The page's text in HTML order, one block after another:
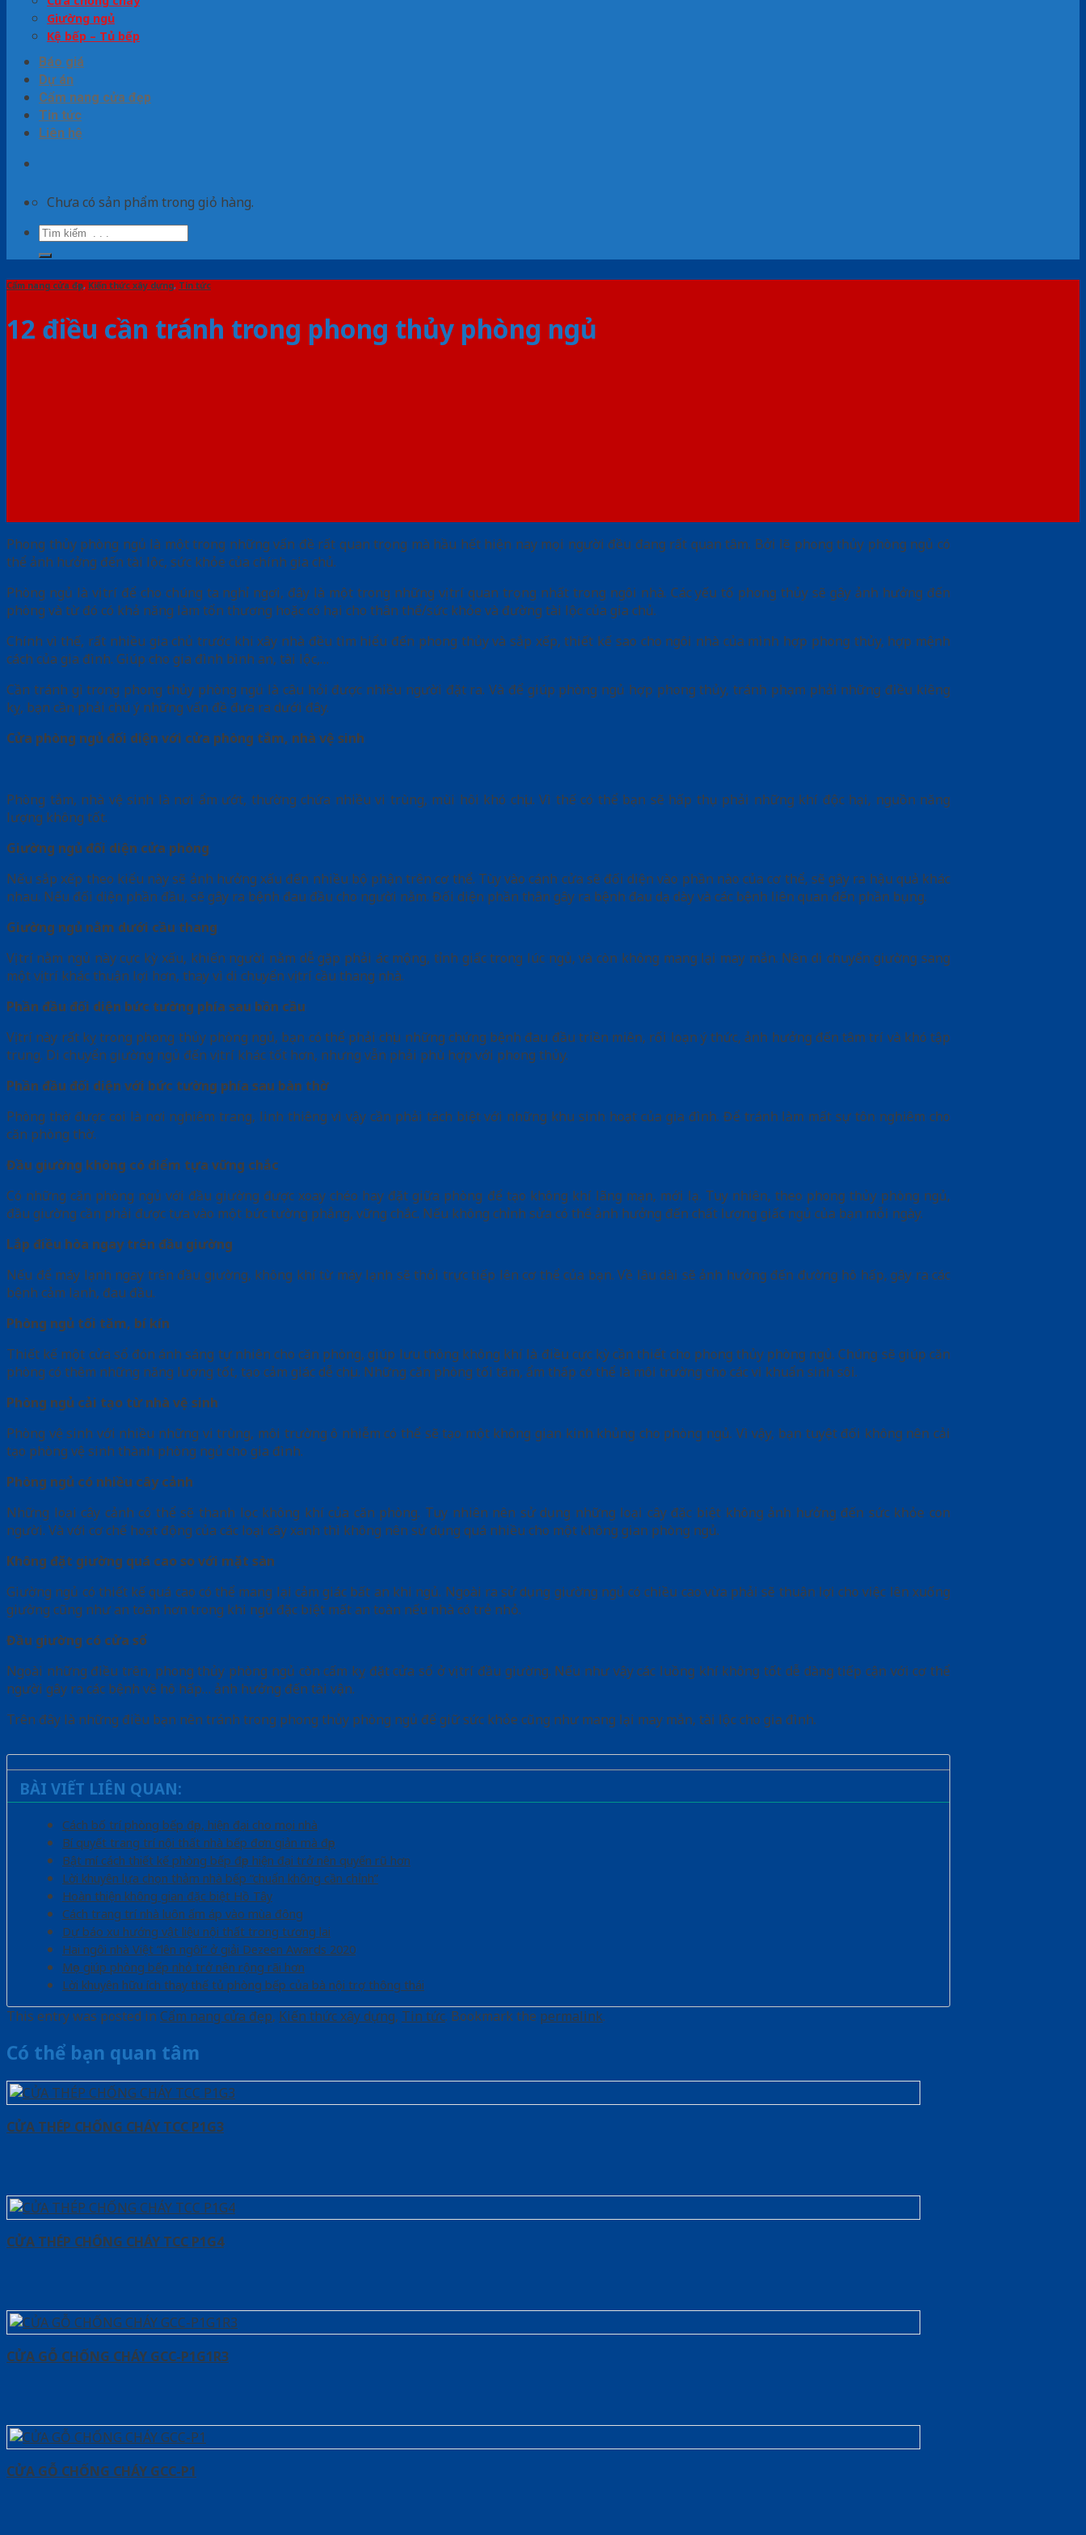
Giường ngủ
Kệ bếp – Tủ bếp
Báo giá
Dự án
Cẩm nang cửa đẹp
Tin tức
Liên hệ
Chưa có sản phẩm trong giỏ hàng.
Tìm
kiếm:
Cẩm nang cửa đẹp, Kiến thức xây dựng, Tin tức
12 điều cần tránh trong phong thủy phòng ngủ
Phong thủy phòng ngủ là một trong những vấn đề rất quan trọng mà hầu hết hiện nay mọi người đều đang rất quan tâm. Bởi lẽ phong thủy phòng ngủ có
thể ảnh hưởng đến tài lộc, sức khỏe của chính gia chủ.
Phòng ngủ là vị trí để cho chúng ta nghỉ ngơi, đây là một trong những vị trí quan trọng nhất trong ngôi nhà. Các yếu tố phong thủy sẽ gây ảnh hưởng đến
phòng và từ đó có khả năng làm tổn thương hoặc có hại cho thân thể/sức khỏe và đường tài lộc của gia chủ.
Chính vì thế, rất nhiều gia chủ trước khi xây nhà đều tìm hiểu đến phong thủy và sắp xếp, thiết kế sao cho ngôi nhà của mình hợp phong thủy, hợp mệnh
cách của gia đình. Giúp cho gia đình bình an, tài lộc,…
Cần tránh gì trong phong thủy phòng ngủ là câu hỏi được nhiều người đặt ra. Và để giúp phòng ngủ hợp phong thủy, tránh phạm phải những điều kiêng
kỵ, bạn cần phải chú ý những vấn đề đưa ra dưới đây.
Cửa phòng ngủ đối diện với cửa phòng tắm, nhà vệ sinh
Phòng tắm, nhà vệ sinh là nơi ẩm ướt, thường chứa nhiều vi trùng, mùi hôi khó chịu. Vì thế có thể bạn sẽ hấp thụ phải những khí độc hại, nguồn năng
lượng không tốt.
Giường ngủ đối diện cửa phòng
Nếu sắp xếp theo kiểu này sẽ ảnh hưởng xấu đến nhiều bộ phận trên cơ thể. Tùy vào cánh cửa sẽ đối diện vào phần nào của cơ thể, sẽ gây ra hậu quả khác
nhau. Nếu đối diện phần đầu, sẽ gây ra bệnh đau đầu cho người nằm. Đối diện phần thân gây ra bệnh đau dạ dày và các bệnh liên quan đến phần bụng.
Giường ngủ nằm dưới cầu thang
Vị trí nằm ngủ này cực kỳ xấu, khiến người nằm dễ gặp phải ác mộng, tỉnh giấc trong lúc ngủ, và còn không mang lại may mắn. Nên di chuyển giường sang
một vị trí khác thuận lợi hơn, thay vì di chuyển vị trí cầu thang nhà.
Phần đầu đối diện bức tường phía sau bồn cầu
Vị trí này rất kỵ trong phong thủy phòng ngủ, bạn có thể phải chịu những chứng bệnh đau đầu triền miên, rối loạn ý thức, ảnh hưởng đến tâm trí và khó tập
trung. Di chuyển giường ngủ đến vị trí khác tốt hơn, nhưng vẫn phải phù hợp với phong thủy.
Phần đầu đối diện với bức tường phía sau bàn thờ
Phòng thờ được coi là nơi nghiêm trang, linh thiêng vì vậy cần phải tách biệt với những khu sinh hoạt của gia đình. Để tránh làm mất sự tôn nghiêm cho
căn phòng thờ.
Đầu giường không có điểm tựa vững chắc
Có những căn phòng ngủ với đầu giường được xoay chéo hay đặt giữa phòng để tạo không khí lãng mạn, mới lạ. Tuy nhiên, theo phong thủy phòng ngủ,
đầu giường cần phải được tựa vào một bức tường phẳng, vững chắc. Nếu không chỉnh sửa có thể ảnh hưởng đến chất lượng giấc ngủ của bạn mỗi ngày.
Lắp điều hòa ngay trên đầu giường
Nếu để máy lạnh ngay trên đầu giường, không khí từ máy lạnh sẽ thổi trực tiếp lên cơ thể của bạn. Về lâu dài sẽ ảnh hưởng đến đường hô hấp, gây ra các
bệnh cảm lạnh, đau đầu.
Phòng ngủ tối tăm, bí kín
Thiết kế một cửa sổ đón ánh sáng tự nhiên cho căn phòng, giúp lưu thông không khí là điều cực kỳ cần thiết cho phong thủy phòng ngủ. Chúng sẽ giúp căn
phòng có thêm những năng lượng tốt, tạo cảm giác dễ chịu. Những căn phòng tối tăm, ẩm thấp có thể là môi trường cho các vi khuẩn sinh sôi.
Phòng ngủ cải tạo từ nhà vệ sinh
Phòng vệ sinh với nhiều những vi trùng, môi trường ô nhiễm có thể sẽ tạo một không gian kinh khủng cho phòng ngủ. Vì vậy, bạn tuyệt đối không nên cải
tạo phòng vệ sinh thành phòng ngủ cho gia đình.
Phòng ngủ có nhiều cây cảnh
Những loại cây cảnh có thể sẽ thanh lọc không khí của căn phòng. Tuy nhiên nên sử dụng những loại cây đặc biệt không ảnh hưởng đến sức khỏe con
người. Và với cơ chế hoạt động của các loại cây xanh thì không nên sử dụng quá nhiều cho một không gian phòng ngủ.
Không đặt giường quá cao so với mặt sàn
Giường ngủ có thiết kế quá cao có thể mang lại cảm giác bất an khi ngủ. Ngoài ra sử dụng giường ngủ có chiều cao vừa phải sẽ thuận lợi cho việc lên xuống
giường cũng như an toàn hơn trong khi ngủ đặc biệt mất an toàn nếu nhà có trẻ nhỏ.
Đầu giường có cửa sổ
Ngoài những điều trên, phong thủy phòng ngủ còn cấm kỵ đặt cửa sổ ở vị trí đầu giường. Nếu như vậy các luồng khí không tốt dễ dàng tiếp cận với cơ thể
người gây ra các bệnh về hô hấp… ảnh hưởng đến tài vận.
Trên đây là những điều bạn nên tránh trong phong thủy phòng ngủ để giữ sức khỏe cũng như mang lại may mắn, tài lộc cho gia đình.
BÀI VIẾT LIÊN QUAN:
Cách bố trí phòng bếp đẹp, hiện đại cho mọi nhà
Bí quyết trang trí nội thất nhà bếp đơn giản mà đẹp
Bật mí cách thiết kế phòng bếp đẹp hiện đại trở nên quyến rũ hơn
Lời khuyên lựa chọn thảm nhà bếp “chuẩn không cần chỉnh”
Hoàn thiện không gian đặc biệt Hồ Tây
Cách trang trí nhà luôn ấm áp vào mùa đông
Dự báo xu hướng vật liệu nội thất trong tương lai
Hai ngôi nhà Việt “lên ngôi” ở giải Dezeen Awards 2020
Mẹo giúp phòng bếp nhỏ trở nên rộng rãi hơn
Lời khuyên hữu ích thay thế tủ phòng bếp của bà nội trợ thông thái
This entry was posted in Cẩm nang cửa đẹp, Kiến thức xây dựng, Tin tức. Bookmark the permalink.
Có thể bạn quan tâm
CỬA THÉP CHỐNG CHÁY TCC P1G3
CỬA THÉP CHỐNG CHÁY TCC P1G4
CỬA GỖ CHỐNG CHÁY GCC-P1G1R3
CỬA GỖ CHỐNG CHÁY GCC-P1